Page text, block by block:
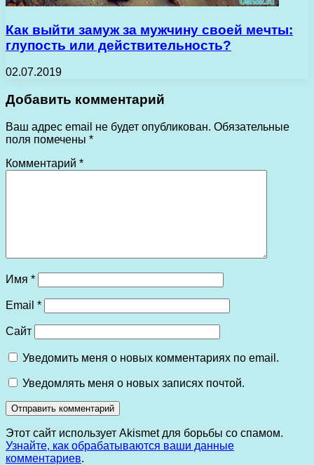
Как выйти замуж за мужчину своей мечты:
глупость или действительность?
02.07.2019
Добавить комментарий
Ваш адрес email не будет опубликован. Обязательные
поля помечены *
Комментарий *
Имя *
Email *
Сайт
Уведомить меня о новых комментариях по email.
Уведомлять меня о новых записях почтой.
Этот сайт использует Akismet для борьбы со спамом.
Узнайте, как обрабатываются ваши данные
комментариев.